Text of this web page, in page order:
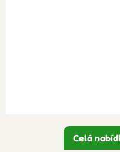
Celá